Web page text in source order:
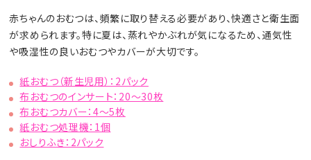
赤ちゃんのおむつは、頻繁に取り替える必要があり、快適さと衛生面
が求められます。特に夏は、蒸れやかぶれが気になるため、通気性
や吸湿性の良いおむつやカバーが大切です。
紙おむつ（新生児用）：2パック
布おむつのインサート：20～30枚
布おむつカバー：4～5枚
紙おむつ処理機：1個
おしりふき：2パック